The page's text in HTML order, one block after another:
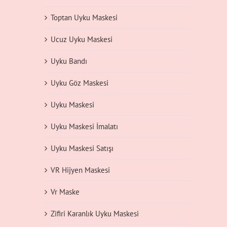
Toptan Uyku Maskesi
Ucuz Uyku Maskesi
Uyku Bandı
Uyku Göz Maskesi
Uyku Maskesi
Uyku Maskesi İmalatı
Uyku Maskesi Satışı
VR Hijyen Maskesi
Vr Maske
Zifiri Karanlık Uyku Maskesi